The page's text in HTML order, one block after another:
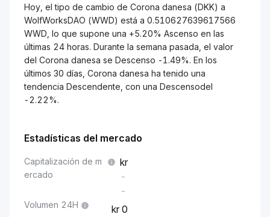
Hoy, el tipo de cambio de Corona danesa (DKK) a
WolfWorksDAO (WWD) está a 0.510627639617566
WWD, lo que supone una +5.20% Ascenso en las
últimas 24 horas. Durante la semana pasada, el valor
del Corona danesa se Descenso -1.49%. En los
últimos 30 días, Corona danesa ha tenido una
tendencia Descendente, con una Descensodel
-2.22%.
Estadísticas del mercado
Capitalización de m
ercado
-
-
Volumen 24H 0